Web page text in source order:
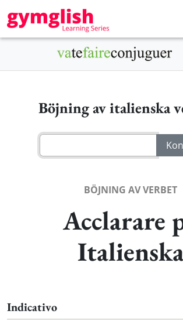
Böjning av italienska
BÖJNING AV VERBET
Acclarare
Indicativo